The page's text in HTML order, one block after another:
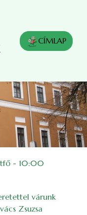
CÍMLAP
- 10:00
várunk
Zsuzsa